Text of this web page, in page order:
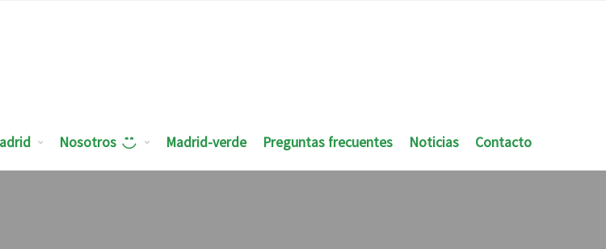
Nosotros Madrid-verde Preguntas frecuentes Noticias Contacto